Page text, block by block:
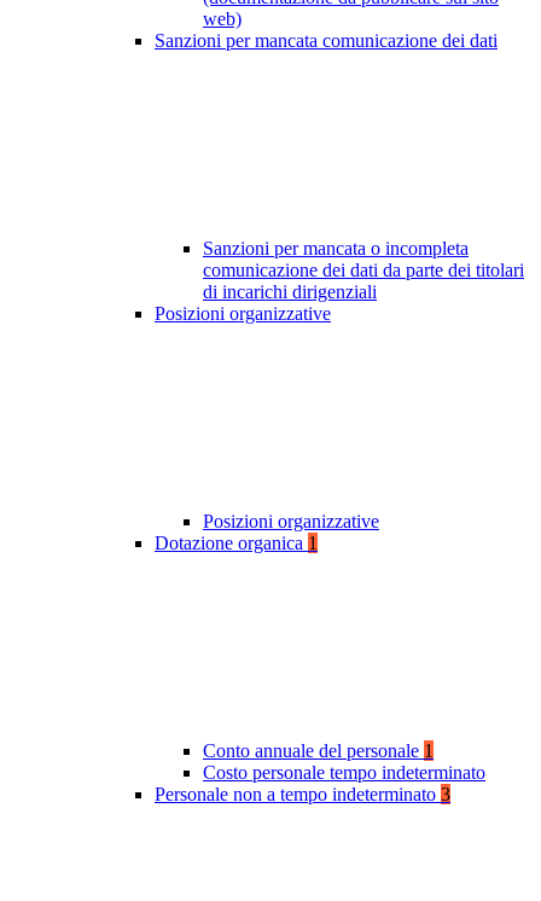
web)
Sanzioni per mancata comunicazione dei dati
Sanzioni per mancata o incompleta
comunicazione dei dati da parte dei titolari
di incarichi dirigenziali
Posizioni organizzative
Posizioni organizzative
Dotazione organica 1
Conto annuale del personale 1
Costo personale tempo indeterminato
Personale non a tempo indeterminato 3